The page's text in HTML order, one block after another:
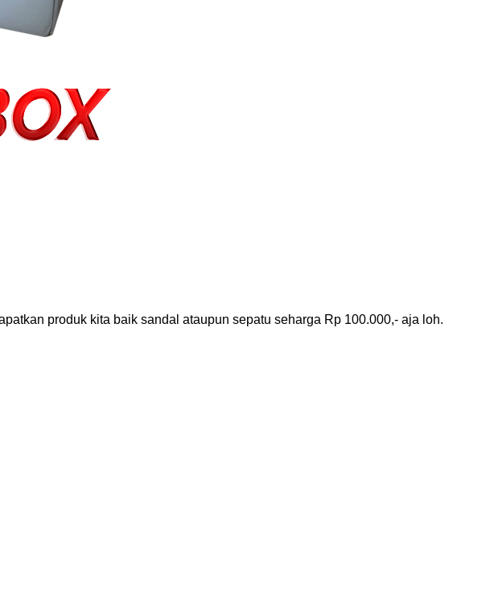
produk kita baik sandal ataupun sepatu seharga Rp 100.000,- aja loh.